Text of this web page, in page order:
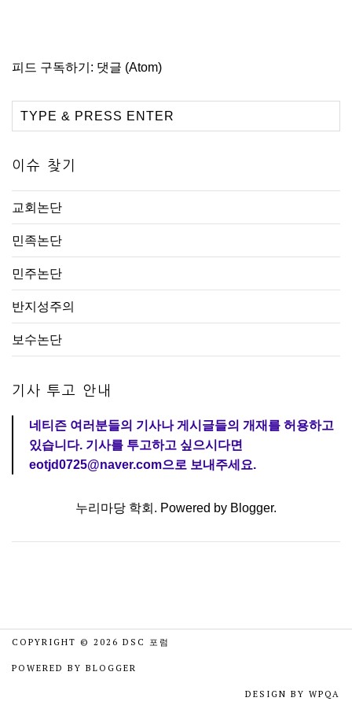
피드 구독하기: 댓글 (Atom)
이슈 찾기
교회논단
민족논단
민주논단
반지성주의
보수논단
기사 투고 안내
네티즌 여러분들의 기사나 게시글들의 개재를 허용하고
있습니다. 기사를 투고하고 싶으시다면
eotjd0725@naver.com으로 보내주세요.
누리마당 학회. Powered by Blogger.
COPYRIGHT © 2026 DSC 포럼
POWERED BY BLOGGER
DESIGN BY WPQA